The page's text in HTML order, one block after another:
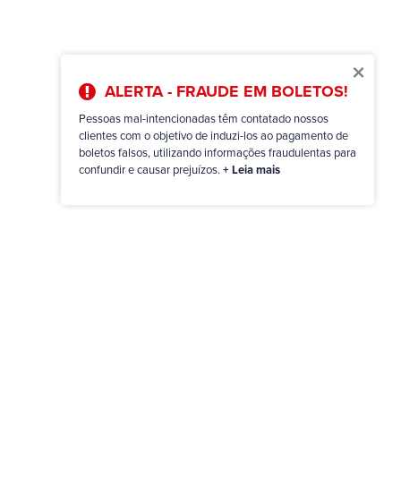
×
ALERTA - FRAUDE EM BOLETOS!
Pessoas mal-intencionadas têm contatado nossos
clientes com o objetivo de induzi-los ao pagamento de
boletos falsos, utilizando informações fraudulentas para
confundir e causar prejuízos. + Leia mais